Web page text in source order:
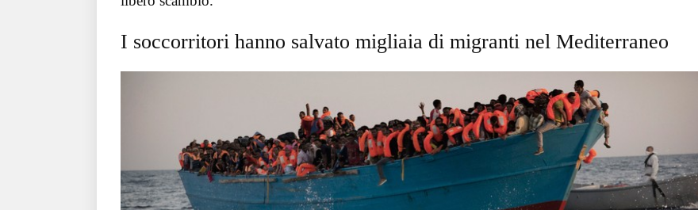
I soccorritori hanno salvato migliaia di migranti nel Mediterraneo